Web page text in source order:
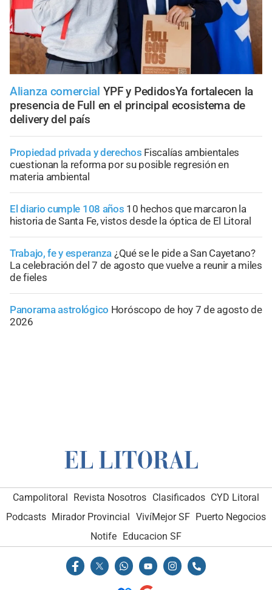
Alianza comercial YPF y PedidosYa fortalecen la
presencia de Full en el principal ecosistema de
delivery del país
Propiedad privada y derechos Fiscalías ambientales
cuestionan la reforma por su posible regresión en
materia ambiental
El diario cumple 108 años 10 hechos que marcaron la
historia de Santa Fe, vistos desde la óptica de El Litoral
Trabajo, fe y esperanza ¿Qué se le pide a San Cayetano?
La celebración del 7 de agosto que vuelve a reunir a miles
de fieles
Panorama astrológico Horóscopo de hoy 7 de agosto de
2026
Campolitoral Revista Nosotros Clasificados CYD Litoral
Podcasts Mirador Provincial VivíMejor SF Puerto Negocios
Notife
Educacion SF